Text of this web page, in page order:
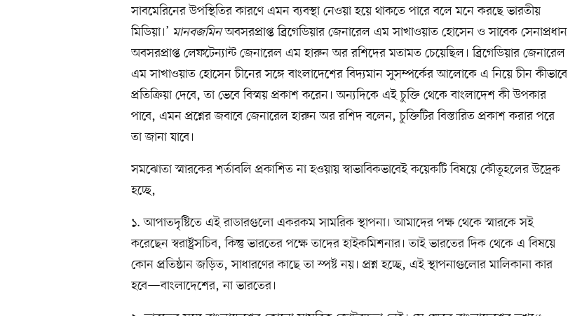
সাবমেরিনের উপস্থিতির কারণে এমন ব্যবস্থা নেওয়া হয়ে থাকতে পারে বলে মনে করছে ভারতীয়
মিডিয়া।’ মানবজমিনঅবসরপ্রাপ্ত ব্রিগেডিয়ার জেনারেল এম সাখাওয়াত হোসেন ও সাবেক সেনাপ্রধান
অবসরপ্রাপ্ত লেফটেন্যান্ট জেনারেল এম হারুন অর রশিদের মতামত চেয়েছিল। ব্রিগেডিয়ার জেনারেল
এম সাখাওয়াত হোসেন চীনের সঙ্গে বাংলাদেশের বিদ্যমান সুসম্পর্কের আলোকে এ নিয়ে চীন কীভাবে
প্রতিক্রিয়া দেবে, তা ভেবে বিস্ময় প্রকাশ করেন। অন্যদিকে এই চুক্তি থেকে বাংলাদেশ কী উপকার
পাবে, এমন প্রশ্নের জবাবে জেনারেল হারুন অর রশিদ বলেন, চুক্তিটির বিস্তারিত প্রকাশ করার পরে
তা জানা যাবে।
সমঝোতা স্মারকের শর্তাবলি প্রকাশিত না হওয়ায় স্বাভাবিকভাবেই কয়েকটি বিষয়ে কৌতূহলের উদ্রেক
হচ্ছে,
১. আপাতদৃষ্টিতে এই রাডারগুলো একরকম সামরিক স্থাপনা। আমাদের পক্ষ থেকে স্মারকে সই
করেছেন স্বরাষ্ট্রসচিব, কিন্তু ভারতের পক্ষে তাদের হাইকমিশনার। তাই ভারতের দিক থেকে এ বিষয়ে
কোন প্রতিষ্ঠান জড়িত, সাধারণের কাছে তা স্পষ্ট নয়। প্রশ্ন হচ্ছে, এই স্থাপনাগুলোর মালিকানা কার
হবে—বাংলাদেশের, না ভারতের।